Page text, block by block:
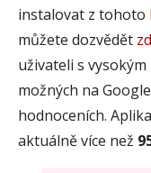
instalovat z tohoto
můžete dozvědět
uživateli s
možných na
hodnoceních.
aktuálně více než